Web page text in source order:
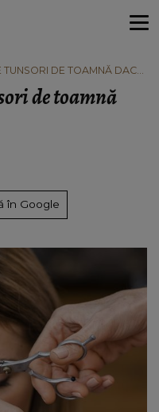
TUNSORI DE TOAMNĂ DACĂ
de toamnă
în Google